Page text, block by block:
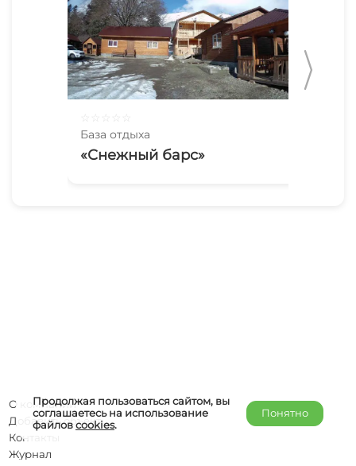
База отдыха
«Снежный барс»
Продолжая пользоваться сайтом, вы
соглашаетесь на использование
файловcookies.
Понятно
О компании
Добавить объект
Контакты
Журнал